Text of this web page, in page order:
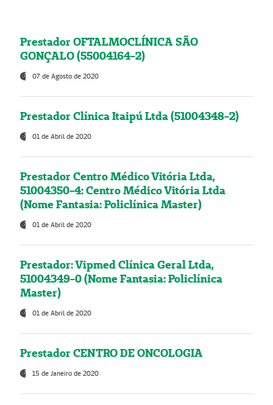
Prestador OFTALMOCLÍNICA SÃO
GONÇALO (55004164-2)
07 de Agosto de 2020
Prestador Clínica Itaipú Ltda (51004348-2)
01 de Abril de 2020
Prestador Centro Médico Vitória Ltda,
51004350-4: Centro Médico Vitória Ltda
(Nome Fantasia: Policlínica Master)
01 de Abril de 2020
Prestador: Vipmed Clínica Geral Ltda,
51004349-0 (Nome Fantasia: Policlínica
Master)
01 de Abril de 2020
Prestador CENTRO DE ONCOLOGIA
15 de Janeiro de 2020